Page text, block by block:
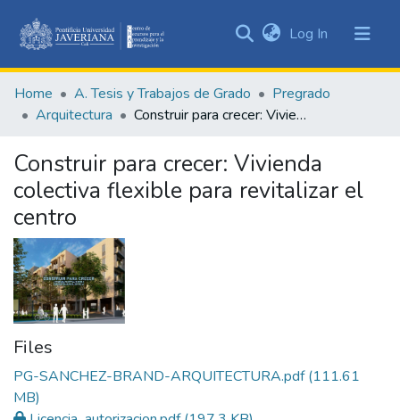
&
Collections
Statistics
Log In (current)
Home A. Tesis y Trabajos de Grado
Pregrado
Arquitectura
Construir para crecer: Vivienda colectiva flexible para revitalizar el centro
Construir para crecer: Vivienda
colectiva flexible para revitalizar el
centro
Files
PG-SANCHEZ-BRAND-ARQUITECTURA.pdf(111.61
MB)